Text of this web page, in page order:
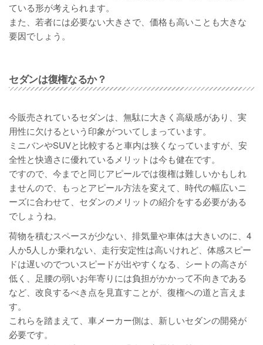
ている形が考えられます。
また、若者には必要ない大きさで、価格も高いことも大きな
要因でしょう。
セダンは復権なるか？
今販売されているセダンは、無駄に大きく高級感があり、実
用性に欠けるという印象がついてしまっています。
ミニバンやSUVと比較すると車内は狭くなっていますが、安
全性と快適さに優れているメリットは今も健在です。
ですので、今までと同じアピールでは復権は難しいかもしれ
ませんので、もっとアピール方法を変えて、時代の幅広いニ
ーズに合わせて、セダンのメリットの紹介をする必要がある
でしょうね。
荷物を積むスペースが少ない、排気量や車体は大きいのに、4
人か5人しか乗れない、走行安定性は高いけれど、体感スピー
ドは遅いのでついスピードが出やすくなる、シートの高さが
低く、足腰の弱いお年寄りには負担がかかって不向きである
など、改良するべき点を見直すことが、復権への道と言えま
す。
これらを踏まえて、車メーカー側は、新しいセダンの開発が
必要です。